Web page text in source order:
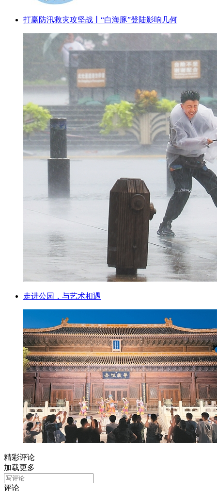
打赢防汛救灾攻坚战丨“白海豚”登陆影响几何
走进公园，与艺术相遇
精彩评论
加载更多
评论